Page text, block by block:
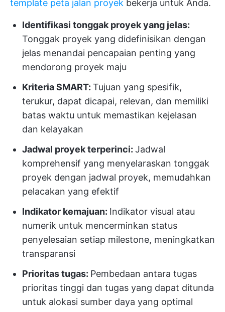
template peta jalan proyek bekerja untuk Anda.
Identifikasi tonggak proyek yang jelas:
Tonggak proyek yang didefinisikan dengan
jelas menandai pencapaian penting yang
mendorong proyek maju
Kriteria SMART: Tujuan yang spesifik,
terukur, dapat dicapai, relevan, dan memiliki
batas waktu untuk memastikan kejelasan
dan kelayakan
Jadwal proyek terperinci: Jadwal
komprehensif yang menyelaraskan tonggak
proyek dengan jadwal proyek, memudahkan
pelacakan yang efektif
Indikator kemajuan: Indikator visual atau
numerik untuk mencerminkan status
penyelesaian setiap milestone, meningkatkan
transparansi
Prioritas tugas: Pembedaan antara tugas
prioritas tinggi dan tugas yang dapat ditunda
untuk alokasi sumber daya yang optimal